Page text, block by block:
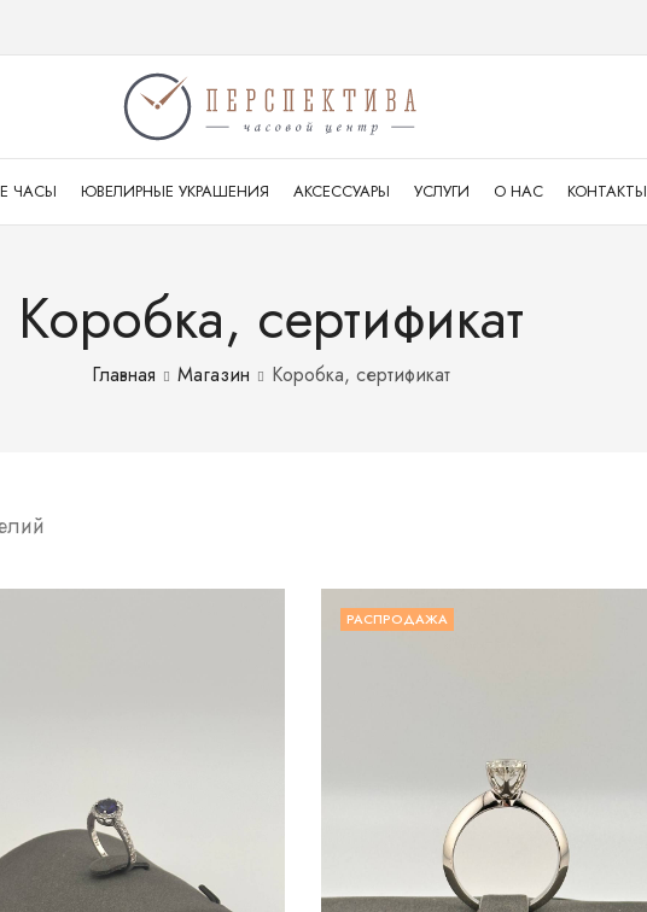
ЧАСЫ ЮВЕЛИРНЫЕ УКРАШЕНИЯ АКСЕССУАРЫ УСЛУГИ О НАС КОНТАКТЫ
Коробка, сертификат
Главная Магазин Коробка, сертификат
РАСПРОДАЖА